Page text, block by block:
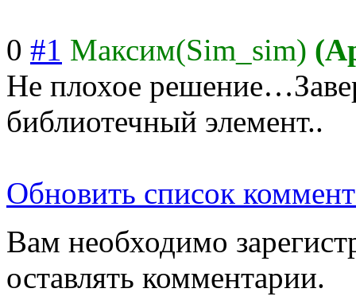
0 #1 Максим(Sim_sim)
Не плохое
библиотечный элемент..
Обновить список
Вам необходимо
оставлять комментарии.